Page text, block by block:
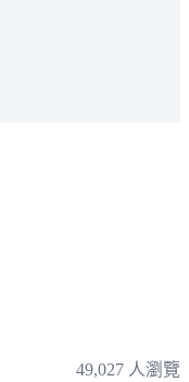
49,027 人瀏覽